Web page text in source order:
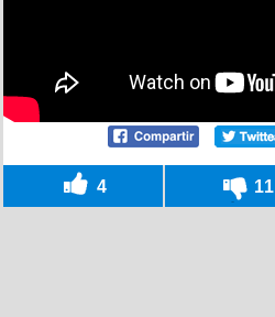
4 11